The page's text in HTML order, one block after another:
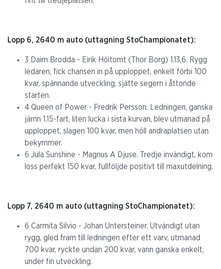
Lopp 6, 2640 m auto (uttagning StoChampionatet):
3 Daim Brodda - Eirik Höitomt (Thor Borg) 1.13,6. Rygg
ledaren, fick chansen in på upploppet, enkelt förbi 100
kvar, spännande utveckling, sjätte segern i åttonde
starten.
4 Queen of Power - Fredrik Persson. Ledningen, ganska
jämn 1.15-fart, liten lucka i sista kurvan, blev utmanad på
upploppet, slagen 100 kvar, men höll andraplatsen utan
bekymmer.
6 Jula Sunshine - Magnus A Djuse. Tredje invändigt, kom
loss perfekt 150 kvar, fullföljde positivt till maxutdelning.
Lopp 7, 2640 m auto (uttagning StoChampionatet):
6 Carmita Silvio - Johan Untersteiner. Utvändigt utan
rygg, gled fram till ledningen efter ett varv, utmanad
700 kvar, ryckte undan 200 kvar, vann ganska enkelt,
under fin utveckling.